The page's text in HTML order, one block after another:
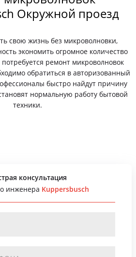
Окружной проезд
свою жизнь без микроволновки,
экономить огромное количество
ремонт микроволновок
обратиться в авторизованный
быстро найдут причину
нормальную работу бытовой
техники.
консультация
инженера Kuppersbusch